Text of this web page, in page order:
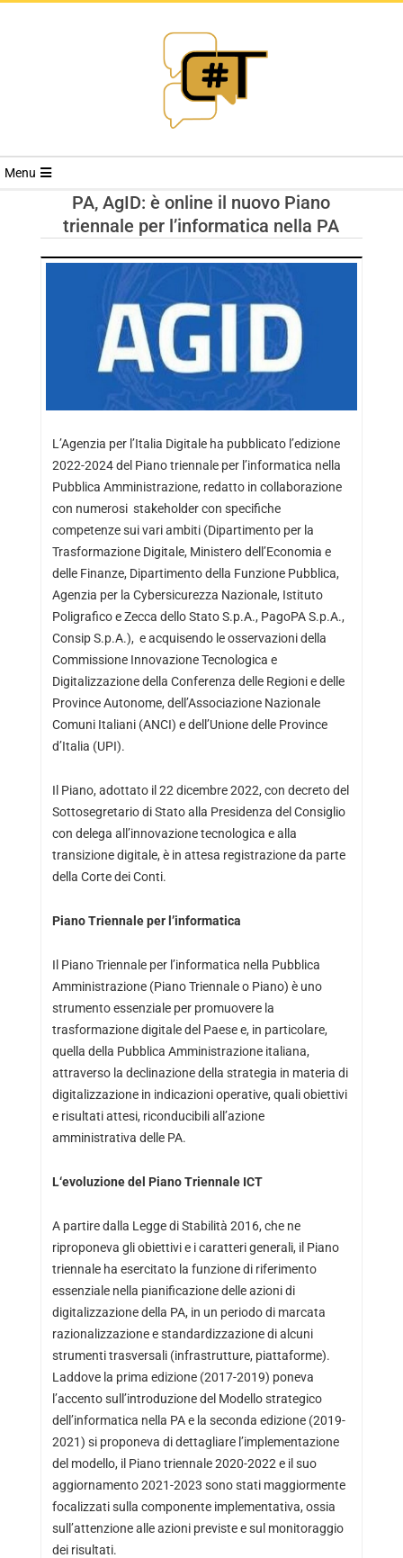
RIVISTA
TRENDS
Menu
PA, AgID: è online il nuovo Piano
triennale per l’informatica nella PA
L’Agenzia per l’Italia Digitale ha pubblicato l’edizione
2022-2024 del Piano triennale per l’informatica nella
Pubblica Amministrazione, redatto in collaborazione
con numerosi stakeholder con specifiche
competenze sui vari ambiti (Dipartimento per la
Trasformazione Digitale, Ministero dell’Economia e
delle Finanze, Dipartimento della Funzione Pubblica,
Agenzia per la Cybersicurezza Nazionale, Istituto
Poligrafico e Zecca dello Stato S.p.A., PagoPA S.p.A.,
Consip S.p.A.), e acquisendo le osservazioni della
Commissione Innovazione Tecnologica e
Digitalizzazione della Conferenza delle Regioni e delle
Province Autonome, dell’Associazione Nazionale
Comuni Italiani (ANCI) e dell’Unione delle Province
d’Italia (UPI).
Il Piano, adottato il 22 dicembre 2022, con decreto del
Sottosegretario di Stato alla Presidenza del Consiglio
con delega all’innovazione tecnologica e alla
transizione digitale, è in attesa registrazione da parte
della Corte dei Conti.
Piano Triennale per l’informatica
Il Piano Triennale per l’informatica nella Pubblica
Amministrazione (Piano Triennale o Piano) è uno
strumento essenziale per promuovere la
trasformazione digitale del Paese e, in particolare,
quella della Pubblica Amministrazione italiana,
attraverso la declinazione della strategia in materia di
digitalizzazione in indicazioni operative, quali obiettivi
e risultati attesi, riconducibili all’azione
amministrativa delle PA.
L‘evoluzione del Piano Triennale ICT
A partire dalla Legge di Stabilità 2016, che ne
riproponeva gli obiettivi e i caratteri generali, il Piano
triennale ha esercitato la funzione di riferimento
essenziale nella pianificazione delle azioni di
digitalizzazione della PA, in un periodo di marcata
razionalizzazione e standardizzazione di alcuni
strumenti trasversali (infrastrutture, piattaforme).
Laddove la prima edizione (2017-2019) poneva
l’accento sull’introduzione del Modello strategico
dell’informatica nella PA e la seconda edizione (2019-
2021) si proponeva di dettagliare l’implementazione
del modello, il Piano triennale 2020-2022 e il suo
aggiornamento 2021-2023 sono stati maggiormente
focalizzati sulla componente implementativa, ossia
sull’attenzione alle azioni previste e sul monitoraggio
dei risultati.